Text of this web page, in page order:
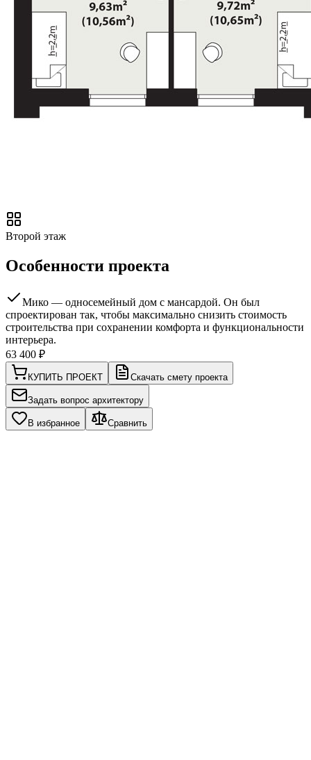
Второй этаж
Особенности проекта
Мико — односемейный дом с мансардой. Он был
спроектирован так, чтобы максимально снизить стоимость
строительства при сохранении комфорта и функциональности
интерьера.
63 400 ₽
КУПИТЬ ПРОЕКТ Скачать смету проекта
Задать вопрос архитектору
В избранное Сравнить